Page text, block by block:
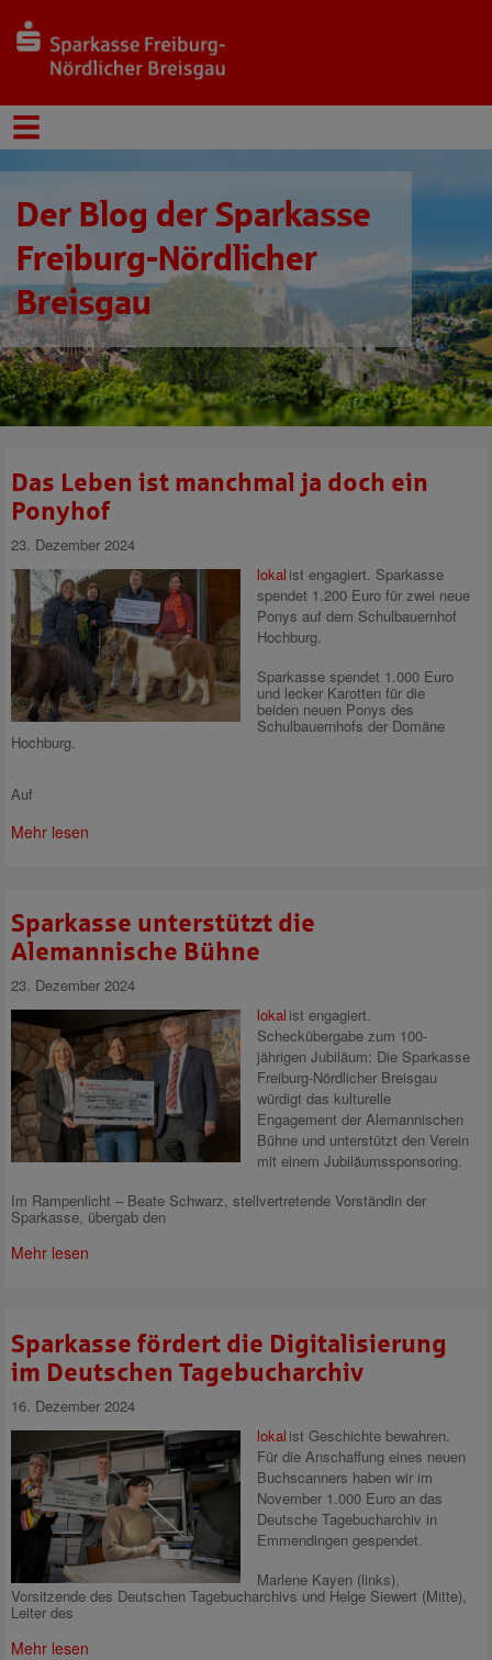
Der Blog der Sparkasse
Freiburg-Nördlicher
Breisgau
Das Leben ist manchmal ja doch ein
Ponyhof
23. Dezember 2024
lokal ist engagiert. Sparkasse
spendet 1.200 Euro für zwei neue
Ponys auf dem Schulbauernhof
Hochburg.
Sparkasse spendet 1.000 Euro
und lecker Karotten für die
beiden neuen Ponys des
Schulbauernhofs der Domäne
Hochburg.
Auf
Mehr lesen
Sparkasse unterstützt die
Alemannische Bühne
23. Dezember 2024
lokal ist engagiert.
Scheckübergabe zum 100-
jährigen Jubiläum: Die Sparkasse
Freiburg-Nördlicher Breisgau
würdigt das kulturelle
Engagement der Alemannischen
Bühne und unterstützt den Verein
mit einem Jubiläumssponsoring.
Im Rampenlicht – Beate Schwarz, stellvertretende Vorständin der
Sparkasse, übergab den
Mehr lesen
Sparkasse fördert die Digitalisierung
im Deutschen Tagebucharchiv
16. Dezember 2024
lokal ist Geschichte bewahren.
Für die Anschaffung eines neuen
Buchscanners haben wir im
November 1.000 Euro an das
Deutsche Tagebucharchiv in
Emmendingen gespendet.
Marlene Kayen (links),
Vorsitzende des Deutschen Tagebucharchivs und Helge Siewert (Mitte),
Leiter des
Mehr lesen